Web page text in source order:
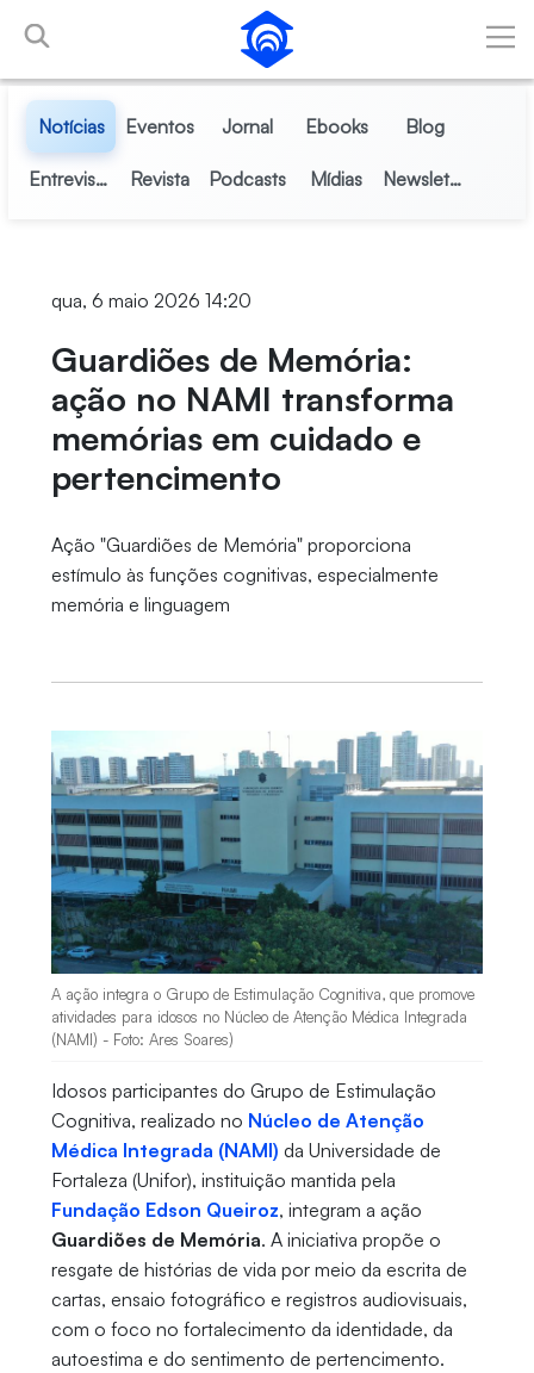
Pular para o Conteúdo principal
Notícias Eventos Jornal Ebooks Blog
Entrevistas Revista Podcasts Mídias Newsletter
qua, 6 maio 2026 14:20
Guardiões de Memória:
ação no NAMI transforma
memórias em cuidado e
pertencimento
Ação "Guardiões de Memória" proporciona
estímulo às funções cognitivas, especialmente
memória e linguagem
A ação integra o Grupo de Estimulação Cognitiva, que promove
atividades para idosos no Núcleo de Atenção Médica Integrada
(NAMI) - Foto: Ares Soares)
Idosos participantes do Grupo de Estimulação
Cognitiva, realizado no Núcleo de Atenção
Médica Integrada (NAMI) da Universidade de
Fortaleza (Unifor), instituição mantida pela
Fundação Edson Queiroz, integram a ação
Guardiões de Memória. A iniciativa propõe o
resgate de histórias de vida por meio da escrita de
cartas, ensaio fotográfico e registros audiovisuais,
com o foco no fortalecimento da identidade, da
autoestima e do sentimento de pertencimento.